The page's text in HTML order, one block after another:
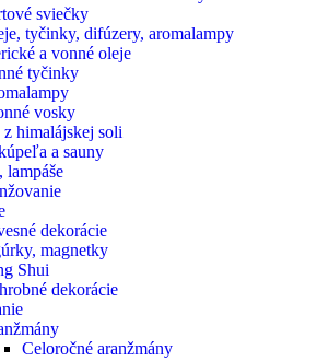
sviečky
tyčinky, difúzery, aromalampy
a vonné oleje
tyčinky
vosky
himalájskej soli
a sauny
lampáše
dekorácie
magnetky
Shui
dekorácie
Celoročné aranžmány